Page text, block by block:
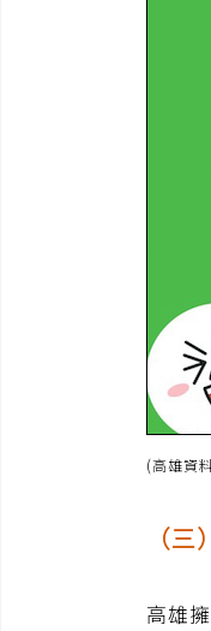
(高雄資
（
高雄